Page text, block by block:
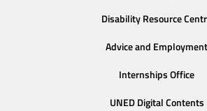
Disability Resource
Advice and Employment
Internships Office
UNED Digital Contents